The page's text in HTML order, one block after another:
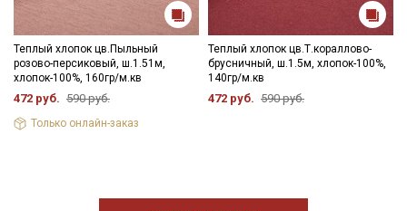
Теплый хлопок цв.Пыльный
розово-персиковый, ш.1.51м,
хлопок-100%, 160гр/м.кв
472 руб. 590 руб.
Только онлайн-заказ
Теплый хлопок цв.Т.кораллово-
брусничный, ш.1.5м, хлопок-100%,
140гр/м.кв
472 руб. 590 руб.